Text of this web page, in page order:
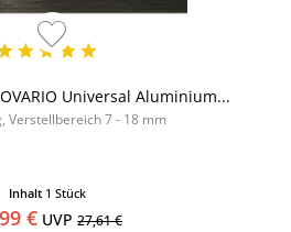
Universal Aluminium...
Verstellbereich 7 - 18 mm
Inhalt 1 Stück
€ UVP 27,61 €